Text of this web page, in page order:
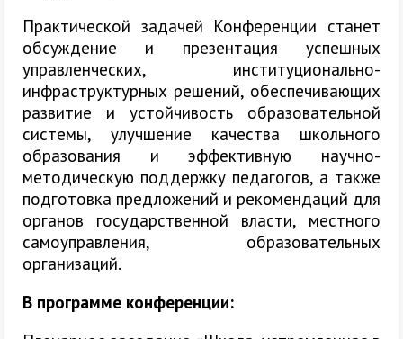
Практической задачей Конференции станет
обсуждение и презентация успешных
управленческих, институционально-
инфраструктурных решений, обеспечивающих
развитие и устойчивость образовательной
системы, улучшение качества школьного
образования и эффективную научно-
методическую поддержку педагогов, а также
подготовка предложений и рекомендаций для
органов государственной власти, местного
самоуправления, образовательных
организаций.
В программе конференции: